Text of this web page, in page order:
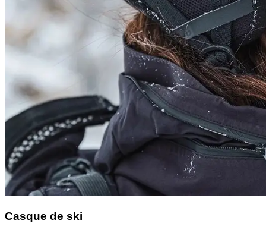
Casque de ski